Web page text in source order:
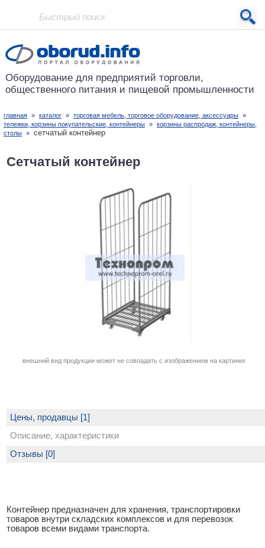
Проект основан в 2001 году
Оборудование для предприятий торговли,
общественного питания и пищевой промышленности
главная » каталог » торговая мебель, торговое оборудование, аксессуары »
тележки, корзины покупательские, контейнеры » корзины распродаж, контейнеры,
столы » сетчатый контейнер
Сетчатый контейнер
внешний вид продукции может не совпадать с изображением на картинке
Цены, продавцы [1]
Описание, характеристики
Контейнер предназначен для хранения, транспортировки
товаров внутри складских комплексов и для перевозок
товаров всеми видами транспорта.
Отзывы [0]